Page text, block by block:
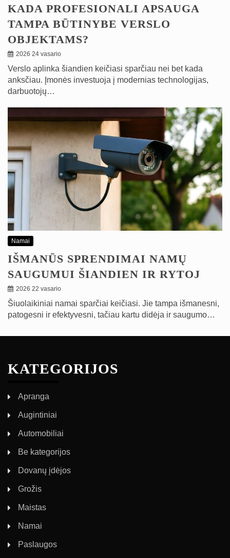
KADA PROFESIONALI APSAUGA
TAMPA BŪTINYBE VERSLO
OBJEKTAMS?
2026 24 vasario
Verslo aplinka šiandien keičiasi sparčiau nei bet kada
anksčiau. Įmonės investuoja į modernias technologijas,
darbuotojų…
Namai
IŠMANŪS SPRENDIMAI NAMŲ
SAUGUMUI ŠIANDIEN IR RYTOJ
2026 22 vasario
Šiuolaikiniai namai sparčiai keičiasi. Jie tampa išmanesni,
patogesni ir efektyvesni, tačiau kartu didėja ir saugumo…
KATEGORIJOS
Apranga
Augintiniai
Automobiliai
Be kategorijos
Dovanų įdėjos
Grožis
Maistas
Namai
Paslaugos